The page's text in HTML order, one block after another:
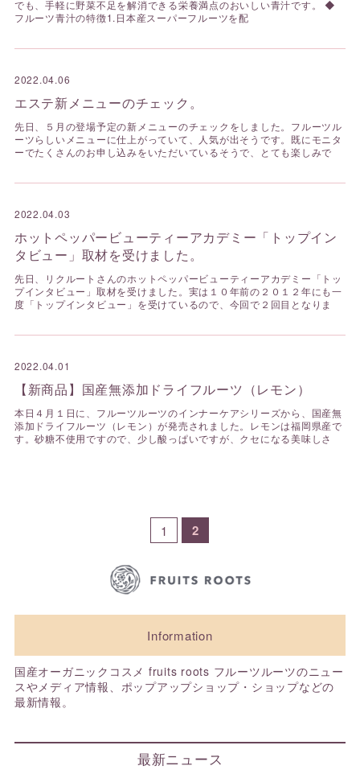
でも、手軽に野菜不足を解消できる栄養満点のおいしい青汁です。 ◆
フルーツ青汁の特徴1.日本産スーパーフルーツを配
2022.04.06
エステ新メニューのチェック。
先日、５月の登場予定の新メニューのチェックをしました。フルーツル
ーツらしいメニューに仕上がっていて、人気が出そうです。既にモニタ
ーでたくさんのお申し込みをいただいているそうで、とても楽しみで
2022.04.03
ホットペッパービューティーアカデミー「トップイン
タビュー」取材を受けました。
先日、リクルートさんのホットペッパービューティーアカデミー「トッ
プインタビュー」取材を受けました。実は１０年前の２０１２年にも一
度「トップインタビュー」を受けているので、今回で２回目となりま
2022.04.01
【新商品】国産無添加ドライフルーツ（レモン）
本日４月１日に、フルーツルーツのインナーケアシリーズから、国産無
添加ドライフルーツ（レモン）が発売されました。レモンは福岡県産で
す。砂糖不使用ですので、少し酸っぱいですが、クセになる美味しさ
1 2
Information
国産オーガニックコスメ fruits roots フルーツルーツのニュー
スやメディア情報、ポップアップショップ・ショップなどの
最新情報。
最新ニュース